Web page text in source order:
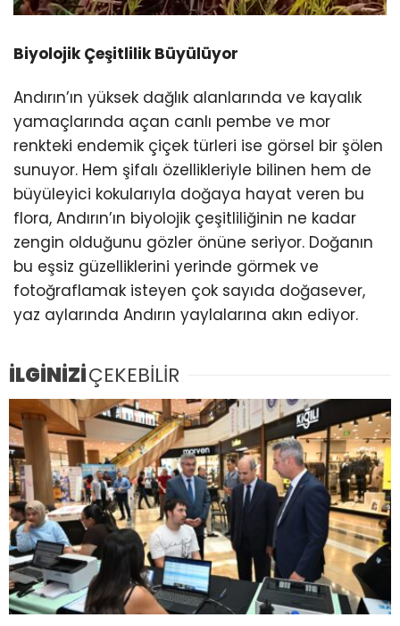
Biyolojik Çeşitlilik Büyülüyor
Andırın’ın yüksek dağlık alanlarında ve kayalık
yamaçlarında açan canlı pembe ve mor
renkteki endemik çiçek türleri ise görsel bir şölen
sunuyor. Hem şifalı özellikleriyle bilinen hem de
büyüleyici kokularıyla doğaya hayat veren bu
flora, Andırın’ın biyolojik çeşitliliğinin ne kadar
zengin olduğunu gözler önüne seriyor. Doğanın
bu eşsiz güzelliklerini yerinde görmek ve
fotoğraflamak isteyen çok sayıda doğasever,
yaz aylarında Andırın yaylalarına akın ediyor.
İLGİNİZİÇEKEBİLİR